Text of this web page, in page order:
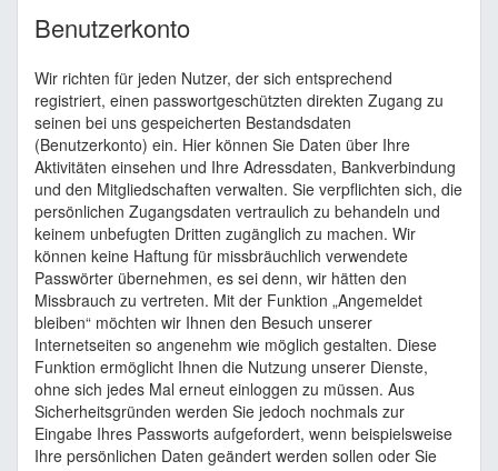
Benutzerkonto
Wir richten für jeden Nutzer, der sich entsprechend
registriert, einen passwortgeschützten direkten Zugang zu
seinen bei uns gespeicherten Bestandsdaten
(Benutzerkonto) ein. Hier können Sie Daten über Ihre
Aktivitäten einsehen und Ihre Adressdaten, Bankverbindung
und den Mitgliedschaften verwalten. Sie verpflichten sich, die
persönlichen Zugangsdaten vertraulich zu behandeln und
keinem unbefugten Dritten zugänglich zu machen. Wir
können keine Haftung für missbräuchlich verwendete
Passwörter übernehmen, es sei denn, wir hätten den
Missbrauch zu vertreten. Mit der Funktion „Angemeldet
bleiben“ möchten wir Ihnen den Besuch unserer
Internetseiten so angenehm wie möglich gestalten. Diese
Funktion ermöglicht Ihnen die Nutzung unserer Dienste,
ohne sich jedes Mal erneut einloggen zu müssen. Aus
Sicherheitsgründen werden Sie jedoch nochmals zur
Eingabe Ihres Passworts aufgefordert, wenn beispielsweise
Ihre persönlichen Daten geändert werden sollen oder Sie